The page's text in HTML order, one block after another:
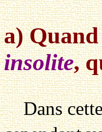
a)
insolite,
Dans cette